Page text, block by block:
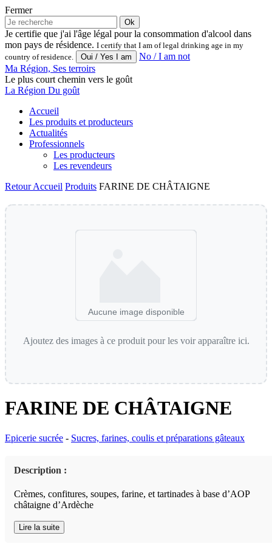
Fermer
Ok
Je certifie que j'ai l'âge légal pour la consommation d'alcool dans
mon pays de résidence. I certify that I am of legal drinking age in my
country of residence.
No / I am not
Ma Région, Ses terroirs
Le plus court chemin vers le goût
La Région Du goût
Accueil
Les produits et producteurs
Actualités
Professionnels
Les producteurs
Les revendeurs
RetourAccueil Produits FARINE DE CHÂTAIGNE
Aucune image disponible
Ajoutez des images à ce produit pour les voir apparaître ici.
FARINE DE CHÂTAIGNE
Epicerie sucrée - Sucres, farines, coulis et préparations gâteaux
Description :
Crèmes, confitures, soupes, farine, et tartinades à base d’AOP
châtaigne d’Ardèche
Lire la suite